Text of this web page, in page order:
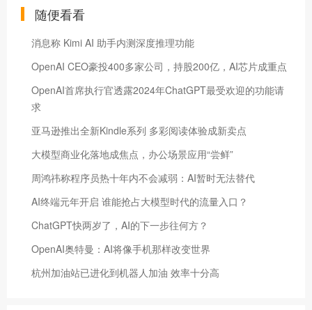
随便看看
消息称 Kimi AI 助手内测深度推理功能
OpenAI CEO豪投400多家公司，持股200亿，AI芯片成重点
OpenAI首席执行官透露2024年ChatGPT最受欢迎的功能请
求
亚马逊推出全新Kindle系列 多彩阅读体验成新卖点
大模型商业化落地成焦点，办公场景应用“尝鲜”
周鸿祎称程序员热十年内不会减弱：AI暂时无法替代
AI终端元年开启 谁能抢占大模型时代的流量入口？
ChatGPT快两岁了，AI的下一步往何方？
OpenAI奥特曼：AI将像手机那样改变世界
杭州加油站已进化到机器人加油 效率十分高